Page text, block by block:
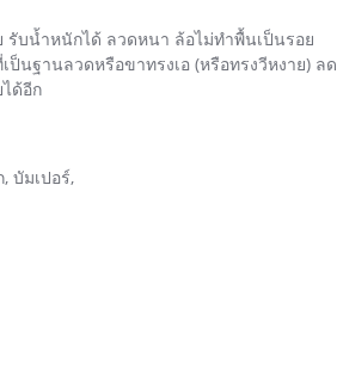
รับน้ำหนักได้ ลวดหนา ล้อไม่ทำพื้นเป็นรอย
นฐานลวดหรือขาทรงเอ (หรือทรงวีหงาย) ลด
ด้อีก
บัมเปอร์,